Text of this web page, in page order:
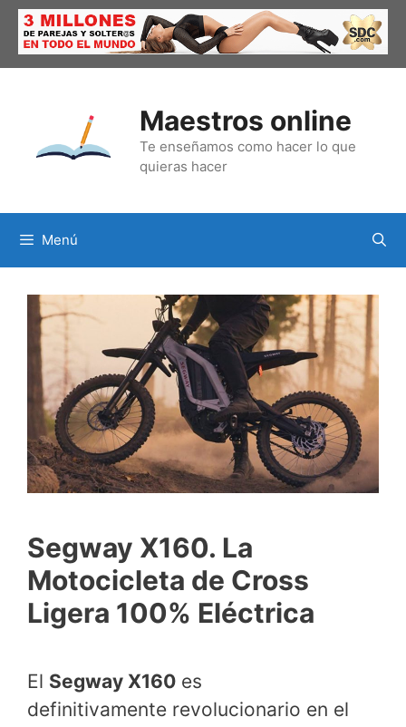
Saltar
contenido
Maestros online
Te enseñamos como hacer lo que
quieras hacer
Menú
Segway X160. La
Motocicleta de Cross
Ligera 100% Eléctrica
El Segway X160 es
definitivamente revolucionario en el